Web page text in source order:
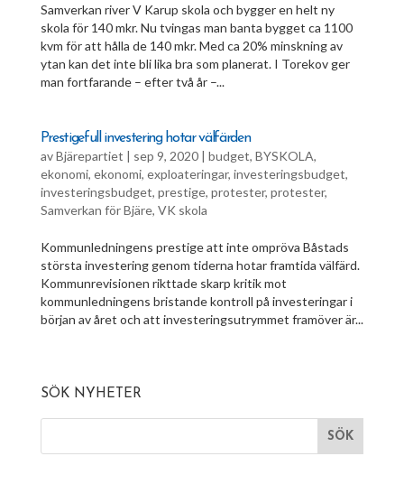
Samverkan river V Karup skola och bygger en helt ny
skola för 140 mkr. Nu tvingas man banta bygget ca 1100
kvm för att hålla de 140 mkr. Med ca 20% minskning av
ytan kan det inte bli lika bra som planerat. I Torekov ger
man fortfarande – efter två år –...
Prestigefull investering hotar välfärden
avBjärepartiet | sep 9, 2020| budget, BYSKOLA,
ekonomi, ekonomi, exploateringar, investeringsbudget,
investeringsbudget, prestige, protester, protester,
Samverkan för Bjäre, VK skola
Kommunledningens prestige att inte ompröva Båstads
största investering genom tiderna hotar framtida välfärd.
Kommunrevisionen rikttade skarp kritik mot
kommunledningens bristande kontroll på investeringar i
början av året och att investeringsutrymmet framöver är...
SÖK NYHETER